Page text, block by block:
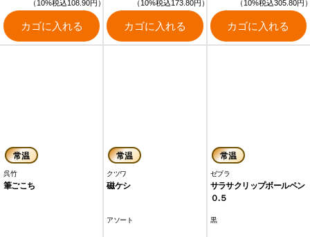
（10%税込108.90円）
カゴに入れる
（10%税込173.80円）
カゴに入れる
（10%税込305.80円
カゴに入れる
常温
呉竹
筆ごこち
常温
クツワ
磁ケシ
アソート
常温
ゼブラ
サラサクリップボールペン
０.５
黒